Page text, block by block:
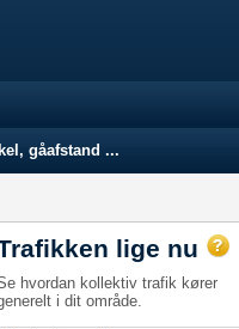
gåafstand ...
lige nu
hvordan kollektiv trafik kører
i dit område.